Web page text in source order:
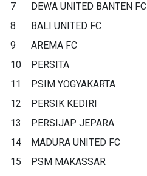
7
DEWA UNITED BANTEN FC
8
BALI UNITED FC
9
AREMA FC
10
PERSITA
11
PSIM YOGYAKARTA
12
PERSIK KEDIRI
13
PERSIJAP JEPARA
14
MADURA UNITED FC
15
PSM MAKASSAR